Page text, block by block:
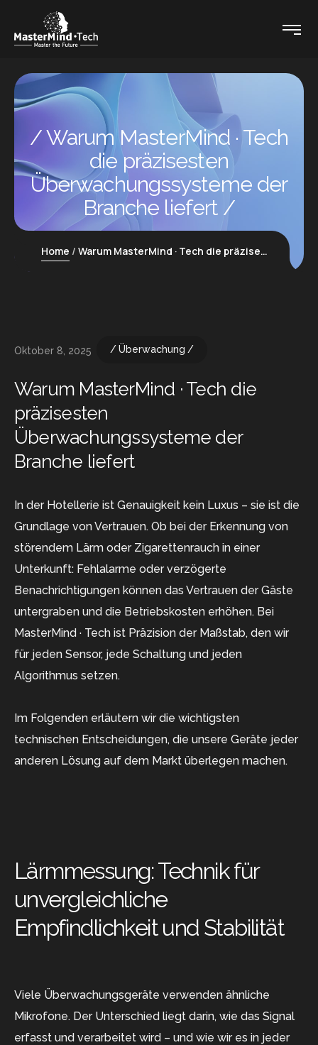
Warum MasterMind · Tech
die präzisesten
Überwachungssysteme der
Branche liefert
Home Warum MasterMind · Tech die präzisesten Überwachungssysteme der Branche liefert
Oktober 8, 2025 Überwachung
Warum MasterMind · Tech die
präzisesten
Überwachungssysteme der
Branche liefert
In der Hotellerie ist Genauigkeit kein Luxus – sie ist die
Grundlage von Vertrauen. Ob bei der Erkennung von
störendem Lärm oder Zigarettenrauch in einer
Unterkunft: Fehlalarme oder verzögerte
Benachrichtigungen können das Vertrauen der Gäste
untergraben und die Betriebskosten erhöhen. Bei
MasterMind · Tech ist Präzision der Maßstab, den wir
für jeden Sensor, jede Schaltung und jeden
Algorithmus setzen.
Im Folgenden erläutern wir die wichtigsten
technischen Entscheidungen, die unsere Geräte jeder
anderen Lösung auf dem Markt überlegen machen.
Lärmmessung: Technik für
unvergleichliche
Empfindlichkeit und Stabilität
Viele Überwachungsgeräte verwenden ähnliche
Mikrofone. Der Unterschied liegt darin, wie das Signal
erfasst und verarbeitet wird – und wie wir es in jeder